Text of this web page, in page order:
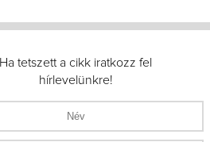
Ha tetszett a cikk iratkozz fel
hírlevelünkre!